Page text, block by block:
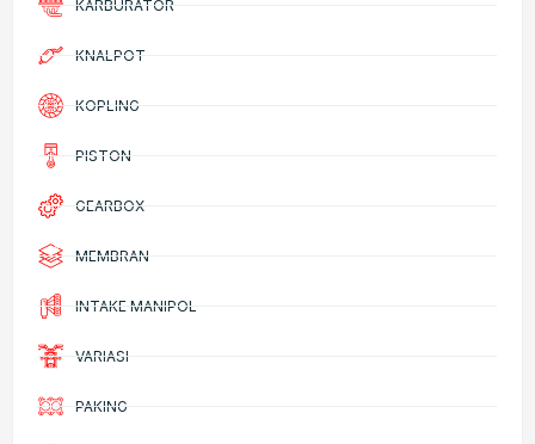
KARBURATOR
KNALPOT
KOPLING
PISTON
GEARBOX
MEMBRAN
INTAKE MANIPOL
VARIASI
PAKING